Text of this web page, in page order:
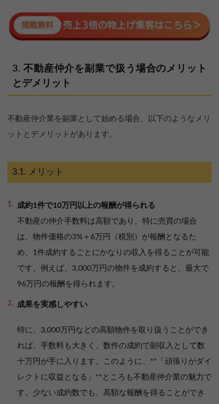
不動産仲介を副業で扱う場合のメリット
とデメリット
不動産仲介業を副業として始める場合、以下のようなメリ
ットとデメリットがあります。
メリット
成約1件で10万円以上の報酬が得られる
不動産の仲介手数料は高額であり、特に売買の場合
は、物件価格の3%＋6万円（税別）が報酬となるた
め、1件成約するごとにかなりの収入を得ることが可能
です。例えば、3,000万円の物件を成約すると、最大で
96万円の報酬を得られます。
成果を実感しやすい
特に、3,000万円などの高額物件を取り扱うことができ
れば、手数料も大きく、数件の成約で副収入として数
十万円が手に入ります。このように、**「頑張りがダイ
レクトに収益となる」**ところも不動産仲介業の魅力で
す。少ない成約数でも、高額な報酬を得ることができ